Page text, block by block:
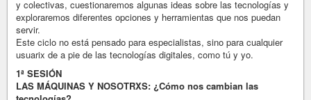
y colectivas, cuestionaremos algunas ideas sobre las tecnologías y
exploraremos diferentes opciones y herramientas que nos puedan
servir.
Este ciclo no está pensado para especialistas, sino para cualquier
usuarix de a pie de las tecnologías digitales, como tú y yo.
1ª SESIÓN
LAS MÁQUINAS Y NOSOTRXS: ¿Cómo nos cambian las